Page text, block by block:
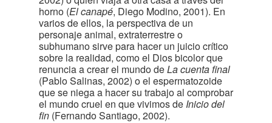
horno (El canapé, Diego Modino, 2001). En
varios de ellos, la perspectiva de un
personaje animal, extraterrestre o
subhumano sirve para hacer un juicio crítico
sobre la realidad, como el Dios bicolor que
renuncia a crear el mundo deLa cuenta final
(Pablo Salinas, 2002) o el espermatozoide
que se niega a hacer su trabajo al comprobar
el mundo cruel en que vivimos de Inicio del
fin (Fernando Santiago, 2002).